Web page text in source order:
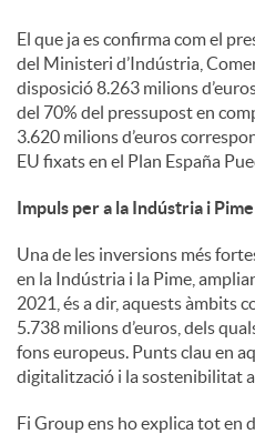
l
s
El que ja es confirma com el
del Ministeri d’Indústria,
disposició 8.263 milions
del 70% del pressupost en
3.620 milions d’euros
EU fixats en el Plan España
Impuls per a la Indústria i Pime
Una de les inversions més
en la Indústria i la Pime,
2021, és a dir, aquests àmbits
5.738 milions d’euros, dels
fons europeus. Punts clau en
digitalització i la sostenibilitat
Fi Group ens ho explica tot en